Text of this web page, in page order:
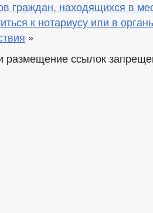
граждан, находящихся в
к нотариусу или в
»
размещение ссылок